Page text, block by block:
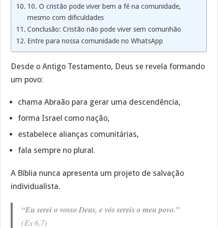
10. O cristão pode viver bem a fé na comunidade,
mesmo com dificuldades
Conclusão: Cristão não pode viver sem comunhão
Entre para nossa comunidade no WhatsApp
Desde o Antigo Testamento, Deus se revela formando
um povo:
chama Abraão para gerar uma descendência,
forma Israel como nação,
estabelece alianças comunitárias,
fala sempre no plural.
A Bíblia nunca apresenta um projeto de salvação
individualista.
“Eu serei o vosso Deus, e vós sereis o meu povo.”
(Ex 6,7)